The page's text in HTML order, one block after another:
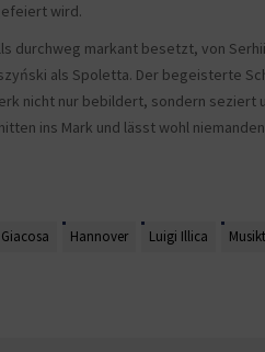
wird.
durchweg markant besetzt, von
als Spoletta. Der begeisterte
nicht nur bebildert, sondern
ins Mark und lässt wohl
Hannover Luigi Illica